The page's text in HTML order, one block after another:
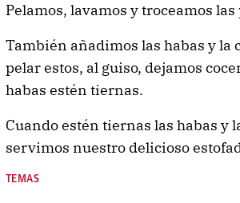
Pelamos, lavamos y troceamos
También añadimos las habas y la
pelar estos, al guiso, dejamos
habas estén tiernas.
Cuando estén tiernas las habas y
servimos nuestro delicioso
TEMAS